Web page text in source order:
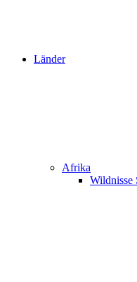
Länder
Afrika
Wildnisse